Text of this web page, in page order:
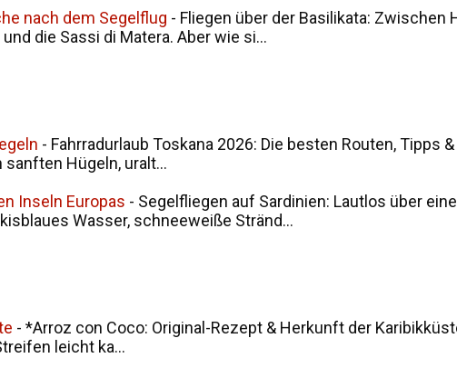
nach dem Segelflug - Fliegen über der Basilikata: Zwischen
die Sassi di Matera. Aber wie si...
- Fahrradurlaub Toskana 2026: Die besten Routen, Tipps
Hügeln, uralt...
Inseln Europas - Segelfliegen auf Sardinien: Lautlos über
Wasser, schneeweiße Stränd...
- *Arroz con Coco: Original-Rezept & Herkunft der
leicht ka...